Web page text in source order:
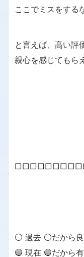
ここでミスをする
と言えば、高い評
親心を感じてもら
⚪ 過去 ⚪だから
🔵 現在 🔵だから